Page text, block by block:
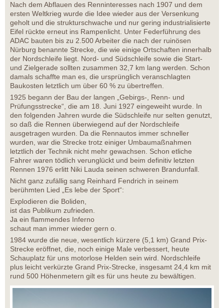
Nach dem Abflauen des Renninteresses nach 1907 und dem
ersten Weltkrieg wurde die Idee wieder aus der Versenkung
geholt und die strukturschwache und nur gering industrialisierte
Eifel rückte erneut ins Rampenlicht. Unter Federführung des
ADAC bauten bis zu 2.500 Arbeiter die nach der ruinösen
Nürburg benannte Strecke, die wie einige Ortschaften innerhalb
der Nordschleife liegt. Nord- und Südschleife sowie die Start-
und Zielgerade sollten zusammen 32,7 km lang werden. Schon
damals schaffte man es, die ursprünglich veranschlagten
Baukosten letztlich um über 60 % zu übertreffen.
1925 begann der Bau der langen „Gebirgs-, Renn- und
Prüfungsstrecke“, die am 18. Juni 1927 eingeweiht wurde. In
den folgenden Jahren wurde die Südschleife nur selten genutzt,
so daß die Rennen überwiegend auf der Nordschleife
ausgetragen wurden. Da die Rennautos immer schneller
wurden, war die Strecke trotz einiger Umbaumaßnahmen
letztlich der Technik nicht mehr gewachsen. Schon etliche
Fahrer waren tödlich verunglückt und beim definitiv letzten
Rennen 1976 erlitt Niki Lauda seinen schweren Brandunfall.
Nicht ganz zufällig sang Reinhard Fendrich in seinem
berühmten Lied „Es lebe der Sport“:
Explodieren die Boliden,
ist das Publikum zufrieden.
Ja ein flammendes Inferno
schaut man immer wieder gern o.
1984 wurde die neue, wesentlich kürzere (5,1 km) Grand Prix-
Strecke eröffnet, die, noch einige Male verbessert, heute
Schauplatz für uns motorlose Helden sein wird. Nordschleife
plus leicht verkürzte Grand Prix-Strecke, insgesamt 24,4 km mit
rund 500 Höhenmetern gilt es für uns heute zu bewältigen.